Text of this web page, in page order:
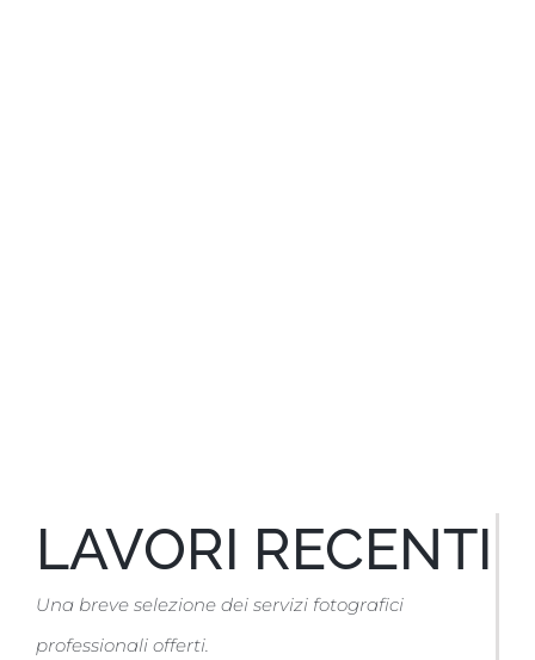
LAVORI RECENTI
Una breve selezione dei servizi fotografici
professionali offerti.